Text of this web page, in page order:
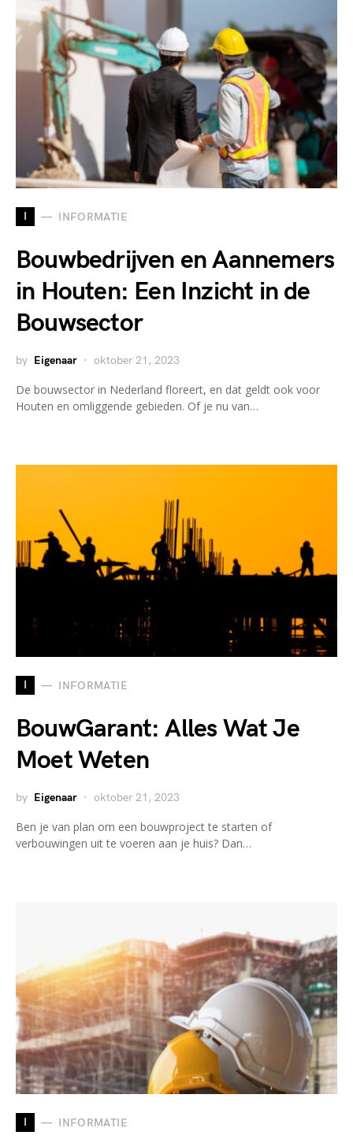
I INFORMATIE
Bouwbedrijven en Aannemers
in Houten: Een Inzicht in de
Bouwsector
by Eigenaar oktober 21, 2023
De bouwsector in Nederland floreert, en dat geldt ook voor
Houten en omliggende gebieden. Of je nu van…
I INFORMATIE
BouwGarant: Alles Wat Je
Moet Weten
by Eigenaar oktober 21, 2023
Ben je van plan om een bouwproject te starten of
verbouwingen uit te voeren aan je huis? Dan…
I INFORMATIE